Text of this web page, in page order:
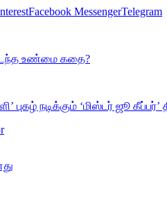
Facebook MessengerTelegram
உண்மை கதை?
புகழ் நடிக்கும் ‘மிஸ்டர் ஜூ கீப்பர்’